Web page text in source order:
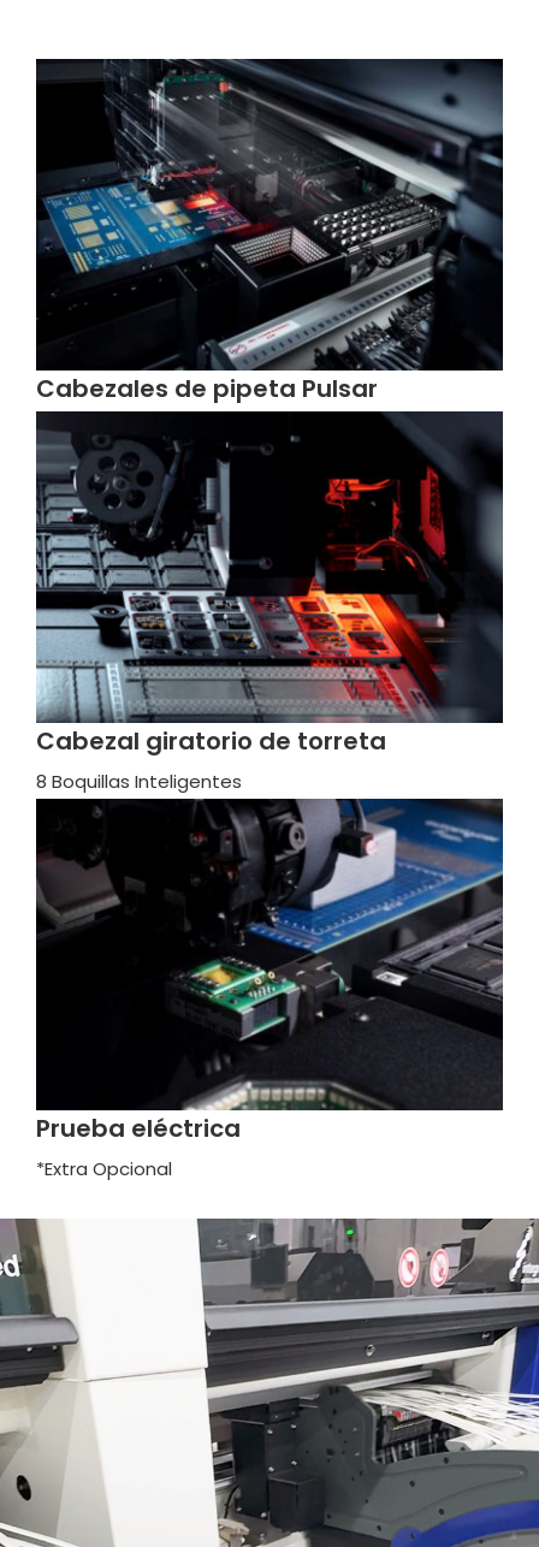
Cabezales de pipeta Pulsar
Cabezal giratorio de torreta
8 Boquillas Inteligentes
Prueba eléctrica
*Extra Opcional